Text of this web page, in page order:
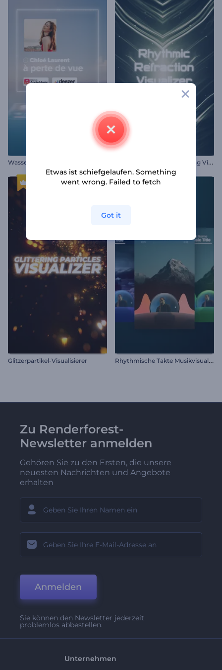
Wassermusik-Visualisierer R
hythmische Lichtbrechung Visualisierer
Glitzerpartikel-Visualisierer R
hythmische Takte Musikvisualisierung
Zu Renderforest-
Newsletter anmelden
Gehören Sie zu den Ersten, die unsere
neuesten Nachrichten und Angebote
erhalten
Anmelden
Sie können den Newsletter jederzeit
problemlos abbestellen.
Unternehmen
Etwas ist schiefgelaufen. Something
went wrong. Failed to fetch
Got it